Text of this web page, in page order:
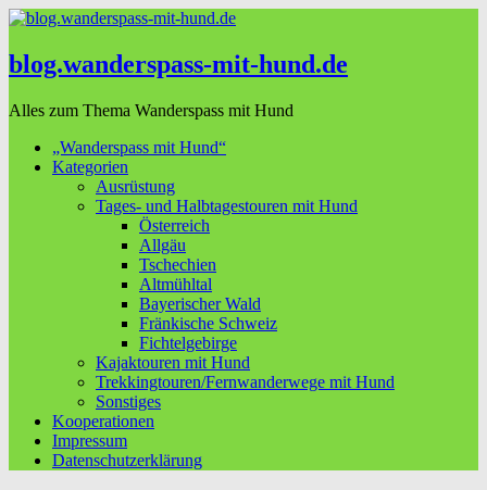
blog.wanderspass-mit-hund.de
Alles zum Thema Wanderspass mit Hund
„Wanderspass mit Hund“
Kategorien
Ausrüstung
Tages- und Halbtagestouren mit Hund
Österreich
Allgäu
Tschechien
Altmühltal
Bayerischer Wald
Fränkische Schweiz
Fichtelgebirge
Kajaktouren mit Hund
Trekkingtouren/Fernwanderwege mit Hund
Sonstiges
Kooperationen
Impressum
Datenschutzerklärung